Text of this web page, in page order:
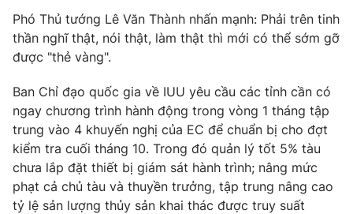
Học trực tuyến
Hitech Công nghệ tương lai
Sản phẩm
Thị trường
Tư vấn
Giao lưu trực tuyến
Lịch phát sóng
Chuyên mục khác
Emagazine Podcast
Phó Thủ tướng Lê Văn Thành nhấn mạnh: Phải trên tinh
thần nghĩ thật, nói thật, làm thật thì mới có thể sớm gỡ
được "thẻ vàng".
Ban Chỉ đạo quốc gia về IUU yêu cầu các tỉnh cần có
ngay chương trình hành động trong vòng 1 tháng tập
trung vào 4 khuyến nghị của EC để chuẩn bị cho đợt
kiểm tra cuối tháng 10. Trong đó quản lý tốt 5% tàu
chưa lắp đặt thiết bị giám sát hành trình; nâng mức
phạt cả chủ tàu và thuyền trưởng, tập trung nâng cao
tỷ lệ sản lượng thủy sản khai thác được truy suất